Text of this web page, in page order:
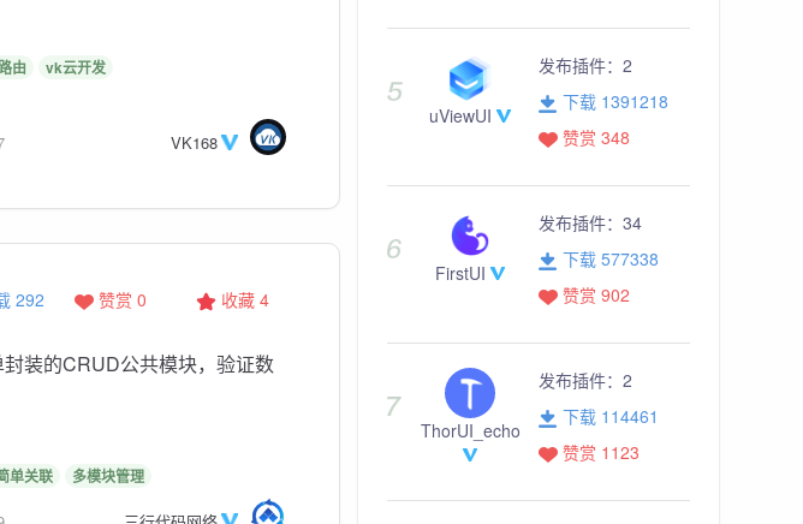
由
vk云开发
VK168
收藏 4
赞赏 0
292
装的CRUD公共模块，验证数
单关联 多模块管理
uViewUI
发布插件： 2
下载 1391218
赞赏 348
FirstUI
发布插件： 34
下载 577338
赞赏 902
ThorUI_echo
发布插件： 2
下载 114461
赞赏 1123